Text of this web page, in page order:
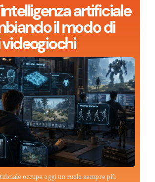
artificiale
il modo di
videogiochi
occupa oggi un ruolo sempre più